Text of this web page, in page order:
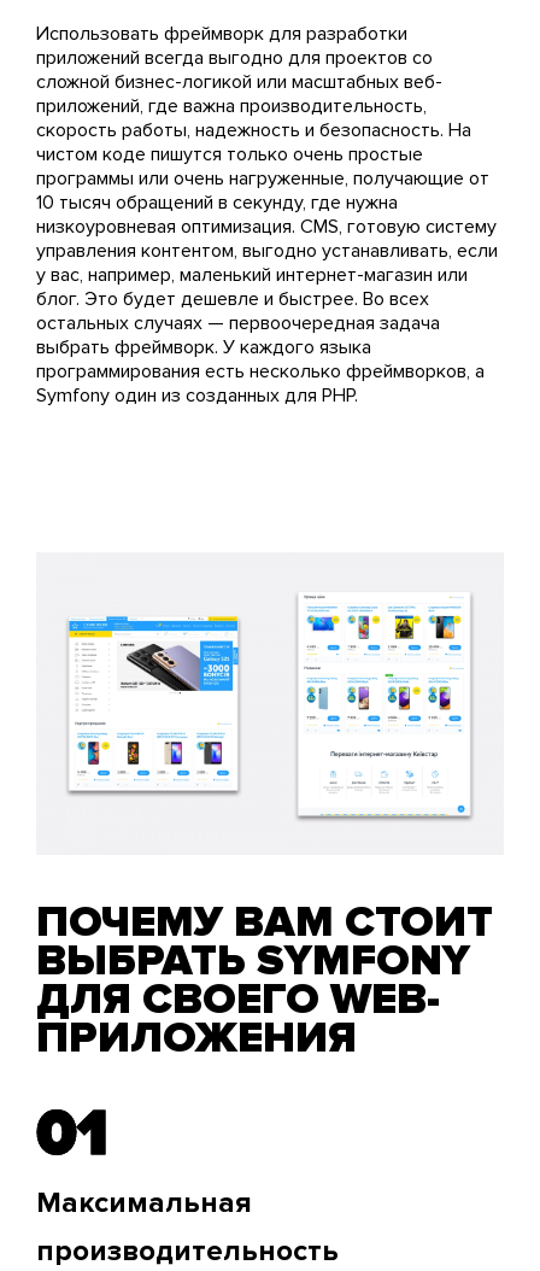
Использовать фреймворк для разработки
приложений всегда выгодно для проектов со
сложной бизнес-логикой или масштабных веб-
приложений, где важна производительность,
скорость работы, надежность и безопасность. На
чистом коде пишутся только очень простые
программы или очень нагруженные, получающие от
10 тысяч обращений в секунду, где нужна
низкоуровневая оптимизация. CMS, готовую систему
управления контентом, выгодно устанавливать, если
у вас, например, маленький интернет-магазин или
блог. Это будет дешевле и быстрее. Во всех
остальных случаях — первоочередная задача
выбрать фреймворк. У каждого языка
программирования есть несколько фреймворков, а
Symfony один из созданных для PHP.
ПОЧЕМУ ВАМ СТОИТ
ВЫБРАТЬ SYMFONY
ДЛЯ СВОЕГО WEB-
ПРИЛОЖЕНИЯ
01
01
Максимальная
производительность